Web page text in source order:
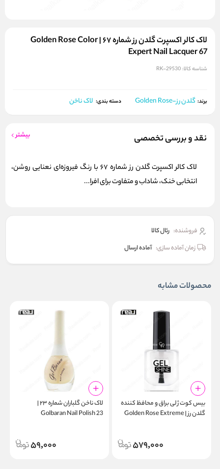
لاک کالر اکسپرت گلدن رز شماره ۶۷ | Golden Rose Color
Expert Nail Lacquer 67
شناسه کالا: RK-29530
برند: گلدن رز-Golden Rose دسته بندی: لاک ناخن
نقد و بررسی تخصصی بیشتر
لاک کالر اکسپرت گلدن رز شماره 67 با رنگ فیروزه‌ای نعنایی روشن،
انتخابی خنک، شاداب و متفاوت برای افرا...
فروشنده: رئال كالا
زمان آماده سازی: آماده ارسال
محصولات مشابه
بیس‌ کوت ژلی براق و محافظ کننده
گلدن رز | Golden Rose Extreme
579,000
لاک ناخن گلباران شماره ۲۳ |
Golbaran Nail Polish 23
59,000